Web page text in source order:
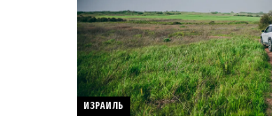
ИЗРАИЛЬ